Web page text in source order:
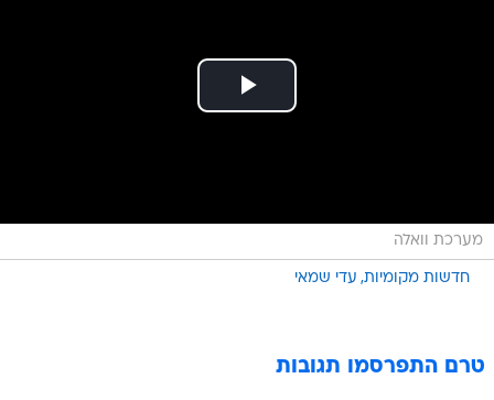
מערכת וואלה
חדשות מקומיות עדי שמאי
טרם התפרסמו תגובות